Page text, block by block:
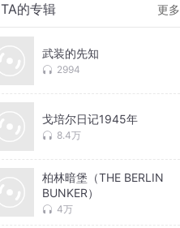
TA的专辑 更多
武装的先知
2994
戈培尔日记1945年
8.4万
柏林暗堡（THE BERLIN
BUNKER）
4万